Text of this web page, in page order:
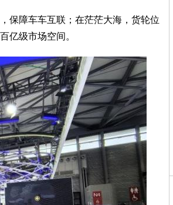
保障车车互联；在茫茫大海，货轮位
亿级市场空间。